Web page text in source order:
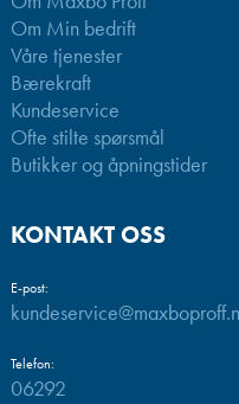
Om Min bedrift
Våre tjenester
Bærekraft
Kundeservice
Ofte stilte spørsmål
Butikker og åpningstider
KONTAKT OSS
E-post:
Telefon:
06292